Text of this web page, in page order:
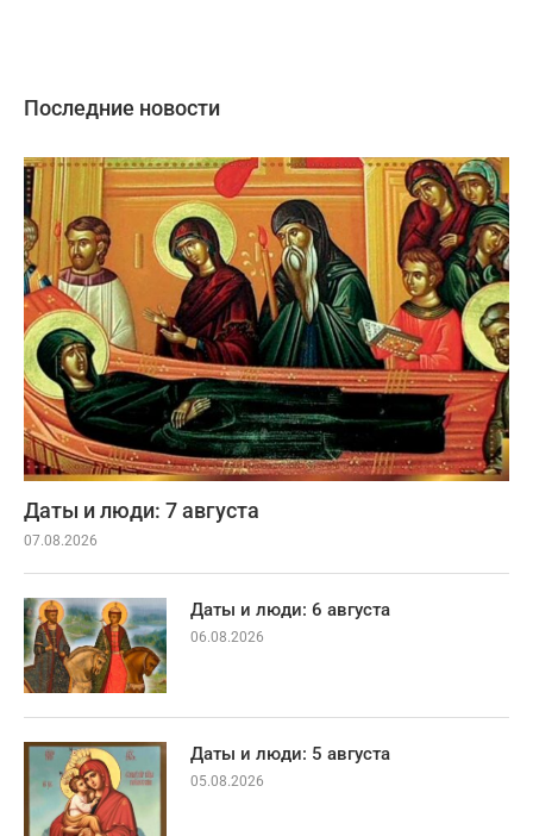
Последние новости
Даты и люди: 7 августа
07.08.2026
Даты и люди: 6 августа
06.08.2026
Даты и люди: 5 августа
05.08.2026